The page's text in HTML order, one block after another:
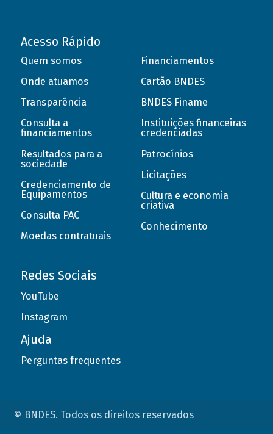
Acesso Rápido
Quem somos
Onde atuamos
Transparência
Consulta a
financiamentos
Resultados para a
sociedade
Credenciamento de
Equipamentos
Consulta PAC
Moedas contratuais
Financiamentos
Cartão BNDES
BNDES Finame
Instituições financeiras
credenciadas
Patrocínios
Licitações
Cultura e economia
criativa
Conhecimento
Redes Sociais
YouTube
Instagram
Ajuda
Perguntas frequentes
© BNDES. Todos os direitos reservados